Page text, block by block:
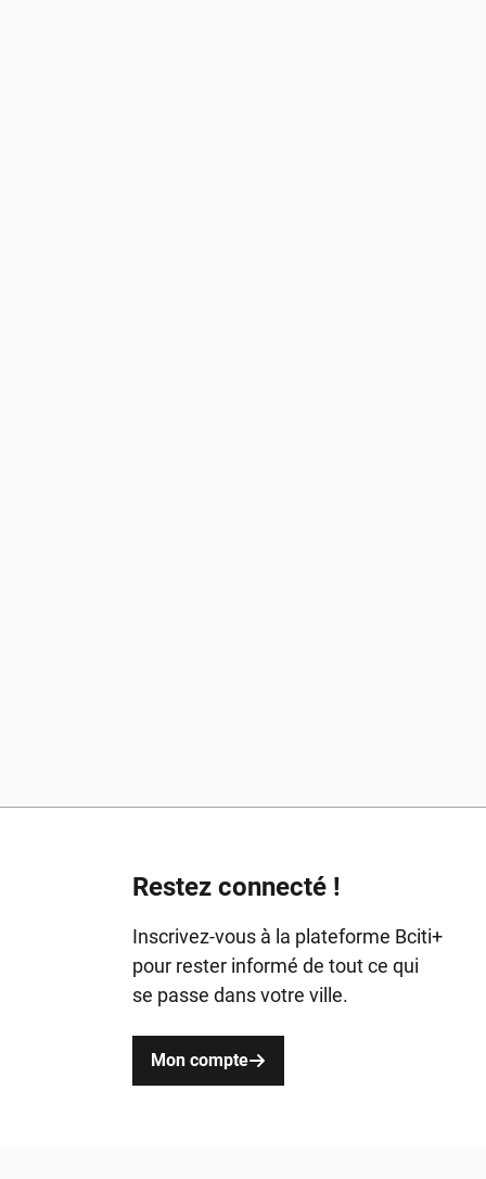
Restez connecté !
Inscrivez-vous à la plateforme Bciti+
pour rester informé de tout ce qui
se passe dans votre ville.
Mon compte